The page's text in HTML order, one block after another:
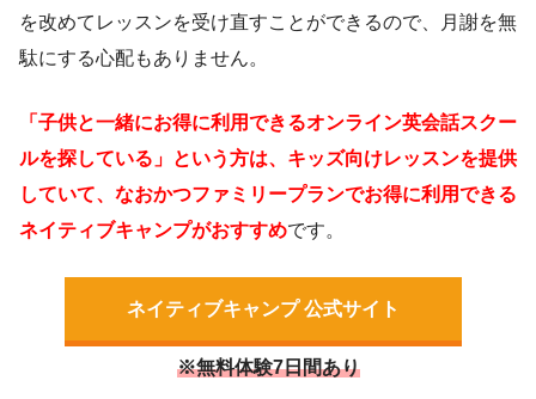
を改めてレッスンを受け直すことができるので、月謝を無
駄にする心配もありません。
「子供と一緒にお得に利用できるオンライン英会話スクー
ルを探している」という方は、キッズ向けレッスンを提供
していて、なおかつファミリープランでお得に利用できる
ネイティブキャンプがおすすめです。
ネイティブキャンプ 公式サイト
※無料体験7日間あり